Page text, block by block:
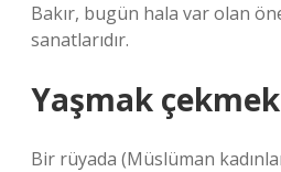
Bakır, bugün hala var olan
sanatlarıdır.
Yaşmak
Bir rüyada (Müslüman